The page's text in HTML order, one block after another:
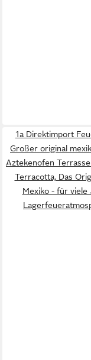
1a Direktimport
Großer original
Aztekenofen
Terracotta, Das
Mexiko - für viele